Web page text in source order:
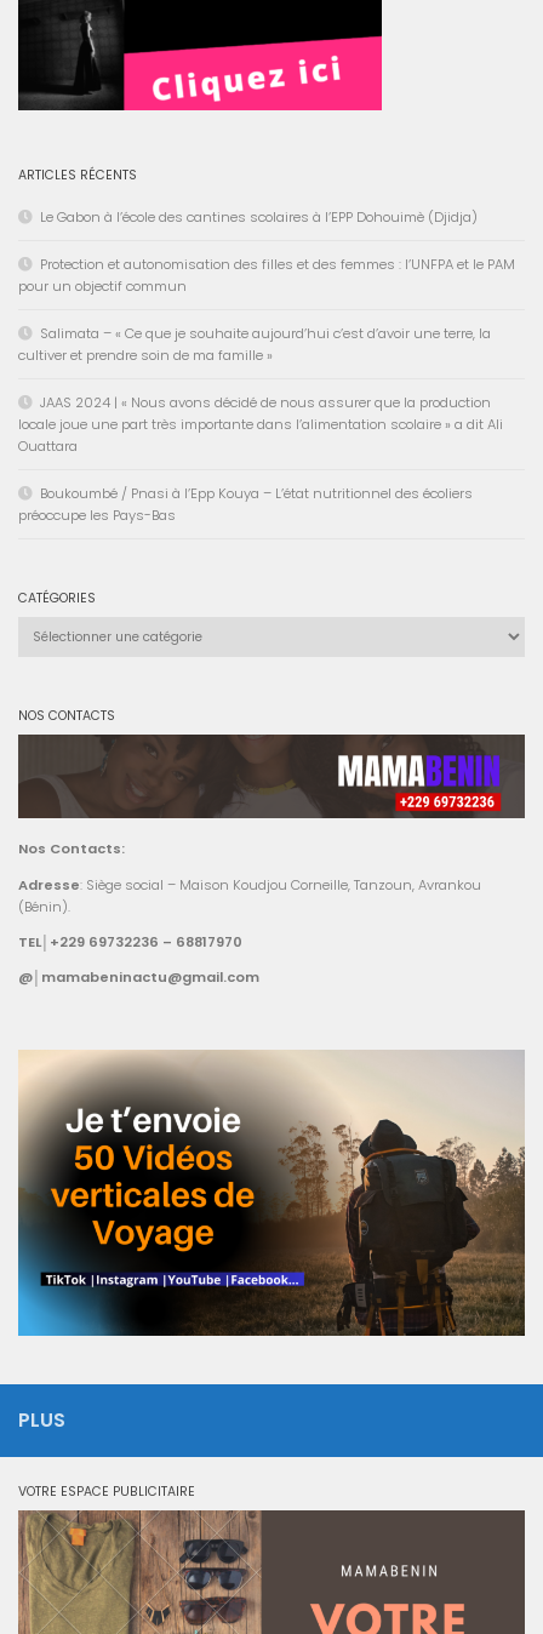
ARTICLES RÉCENTS
Le Gabon à l’école des cantines scolaires à l’EPP Dohouimè (Djidja)
Protection et autonomisation des filles et des femmes : l’UNFPA et le PAM
pour un objectif commun
Salimata – « Ce que je souhaite aujourd’hui c’est d’avoir une terre, la
cultiver et prendre soin de ma famille »
JAAS 2024 | « Nous avons décidé de nous assurer que la production
locale joue une part très importante dans l’alimentation scolaire » a dit Ali
Ouattara
Boukoumbé / Pnasi à l’Epp Kouya – L’état nutritionnel des écoliers
préoccupe les Pays-Bas
CATÉGORIES
NOS CONTACTS
Nos Contacts:
Adresse: Siège social – Maison Koudjou Corneille, Tanzoun, Avrankou
(Bénin).
TEL│+229 69732236 – 68817970
@│mamabeninactu@gmail.com
PLUS
VOTRE ESPACE PUBLICITAIRE